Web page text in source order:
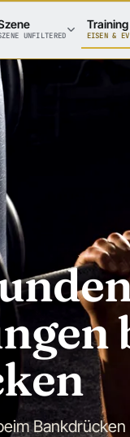
UNFILTERED
Training
EISEN &